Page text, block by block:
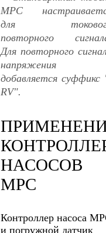
МРС
для
повторного
Для повторного
напряжения
добавляется суффикс
RV".
НАСОСОВ
MPC
Контроллер насоса
и погружной датчик